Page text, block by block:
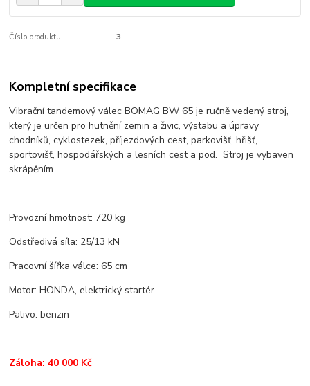
Číslo produktu: 3
Kompletní specifikace
Vibrační tandemový válec BOMAG BW 65 je ručně vedený stroj,
který je určen pro hutnění zemin a živic, výstabu a úpravy
chodníků, cyklostezek, příjezdových cest, parkovišť, hřišť,
sportovišť, hospodářských a lesních cest a pod. Stroj je vybaven
skrápěním.
Provozní hmotnost: 720 kg
Odstředivá síla: 25/13 kN
Pracovní šířka válce: 65 cm
Motor: HONDA, elektrický startér
Palivo: benzin
Záloha: 40 000 Kč